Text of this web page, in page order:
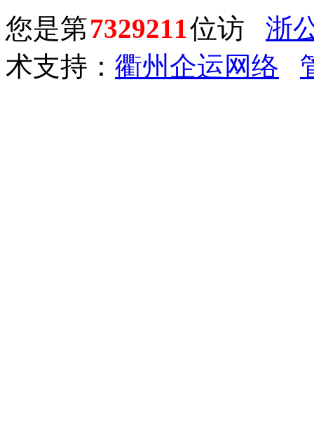
您是第7329211位访 浙
术支持： 衢州企运网络